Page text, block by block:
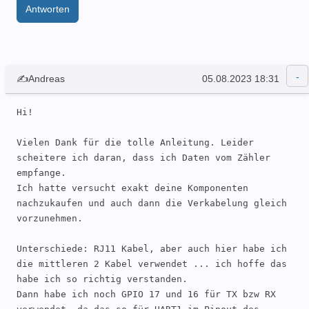
10:47:38	[I]	[espdm:393]
Received valid data
10:47:38	[W]	[component:205]	Components
10:47:43	[W]	[component:204]	Component
s).
10:47:43	[W]	[component:205]	Components
should block for at most 20-30ms.
10:47:43	[W]	[component:205]	Components
should block for at most 20-30ms.
10:47:43	[D]	[text_sensor:064]
26T10:47:40Z'
10:47:43	[D]	[sensor:094]
'meter01_voltage_l2': Sending state 237.50000 V
with 1 decimals of accuracy
Antworten
✍Andreas 05.08.2023 18:31
Hi!
Vielen Dank für die tolle Anleitung. Leider
scheitere ich daran, dass ich Daten vom Zähler
empfange.
Ich hatte versucht exakt deine Komponenten
nachzukaufen und auch dann die Verkabelung gleich
vorzunehmen.
Unterschiede: RJ11 Kabel, aber auch hier habe ich
die mittleren 2 Kabel verwendet ... ich hoffe das
habe ich so richtig verstanden.
Dann habe ich noch GPIO 17 und 16 für TX bzw RX